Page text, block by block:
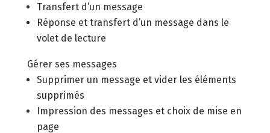
Transfert d’un message
Réponse et transfert d’un message dans le
volet de lecture
Gérer ses messages
Supprimer un message et vider les éléments
supprimés
Impression des messages et choix de mise en
page